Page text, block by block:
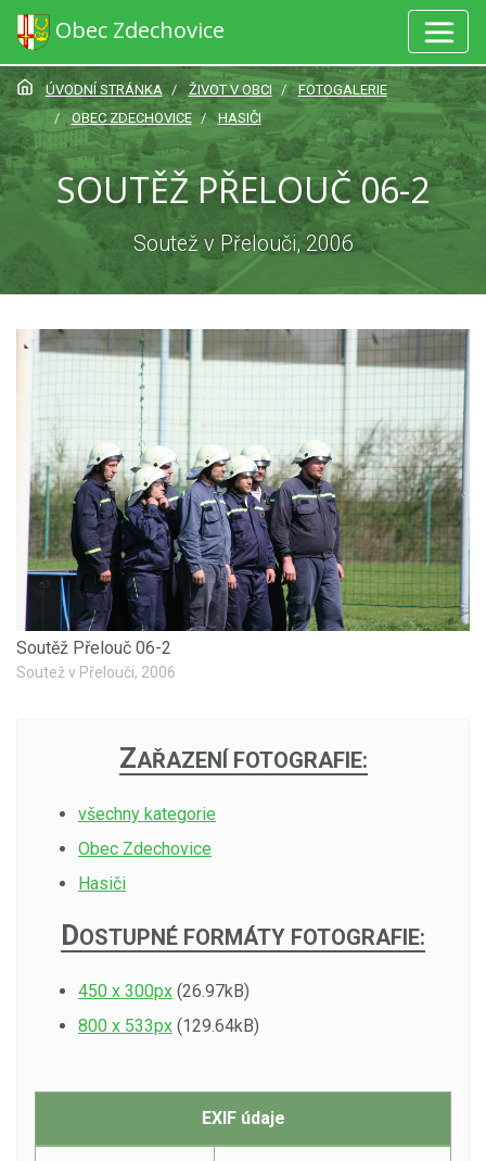
Obec Zdechovice
ÚVODNÍ STRÁNKA ŽIVOT V OBCI
FOTOGALERIE
OBEC ZDECHOVICE
HASIČI
SOUTĚŽ PŘELOUČ 06-2
Soutež v Přelouči, 2006
Soutěž Přelouč 06-2
Soutež v Přelouči, 2006
ZAŘAZENÍ FOTOGRAFIE:
všechny kategorie
Obec Zdechovice
Hasiči
DOSTUPNÉ FORMÁTY FOTOGRAFIE:
450 x 300px (26.97kB)
800 x 533px (129.64kB)
EXIF údaje